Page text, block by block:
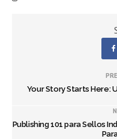
Your Story Starts Here:
Publishing 101 para Sellos